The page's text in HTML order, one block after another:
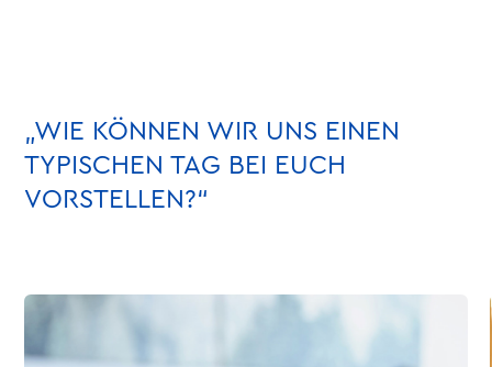
„WIE KÖNNEN WIR UNS EINEN
TYPISCHEN TAG BEI EUCH
VORSTELLEN?“